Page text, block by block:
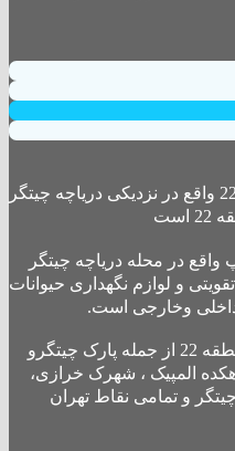
پت شاپ نینی پت پت شاپ منطقه 22 واقع در نزدیکی دریاچه چیتگر
در محله دریاچه چیتگر
و لوازم نگهداری حیوانات
داخلی وخارجی است.
پت شاپ نینی پت به تمامی نقاط منطقه 22 از جمله پارک چیتگرو
المپیک ، شهرک خرازی،
و تمامی نقاط تهران